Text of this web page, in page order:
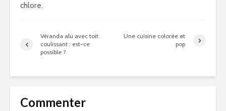
chlore.
Véranda alu avec toit
coulissant : est-ce
possible ?
Une cuisine colorée et
pop
Commenter